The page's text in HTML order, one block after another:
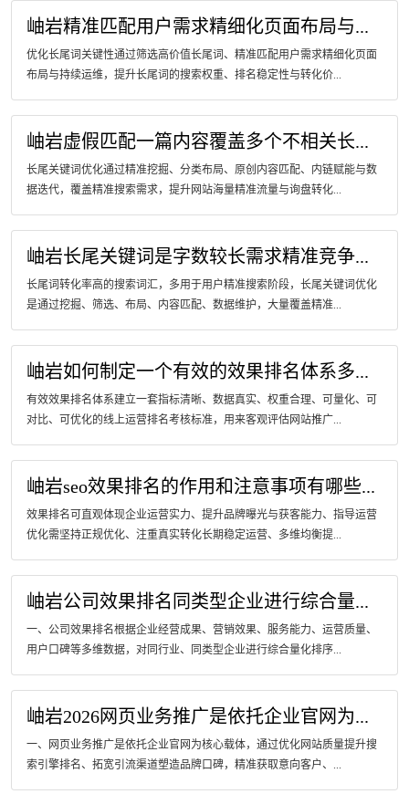
岫岩精准匹配用户需求精细化页面布局与...
优化长尾词关键性通过筛选高价值长尾词、精准匹配用户需求精细化页面
布局与持续运维，提升长尾词的搜索权重、排名稳定性与转化价...
岫岩虚假匹配一篇内容覆盖多个不相关长...
长尾关键词优化通过精准挖掘、分类布局、原创内容匹配、内链赋能与数
据迭代，覆盖精准搜索需求，提升网站海量精准流量与询盘转化...
岫岩长尾关键词是字数较长需求精准竞争...
长尾词转化率高的搜索词汇，多用于用户精准搜索阶段，长尾关键词优化
是通过挖掘、筛选、布局、内容匹配、数据维护，大量覆盖精准...
岫岩如何制定一个有效的效果排名体系多...
有效效果排名体系建立一套指标清晰、数据真实、权重合理、可量化、可
对比、可优化的线上运营排名考核标准，用来客观评估网站推广...
岫岩seo效果排名的作用和注意事项有哪些...
效果排名可直观体现企业运营实力、提升品牌曝光与获客能力、指导运营
优化需坚持正规优化、注重真实转化长期稳定运营、多维均衡提...
岫岩公司效果排名同类型企业进行综合量...
一、公司效果排名根据企业经营成果、营销效果、服务能力、运营质量、
用户口碑等多维数据，对同行业、同类型企业进行综合量化排序...
岫岩2026网页业务推广是依托企业官网为...
一、网页业务推广是依托企业官网为核心载体，通过优化网站质量提升搜
索引擎排名、拓宽引流渠道塑造品牌口碑，精准获取意向客户、...